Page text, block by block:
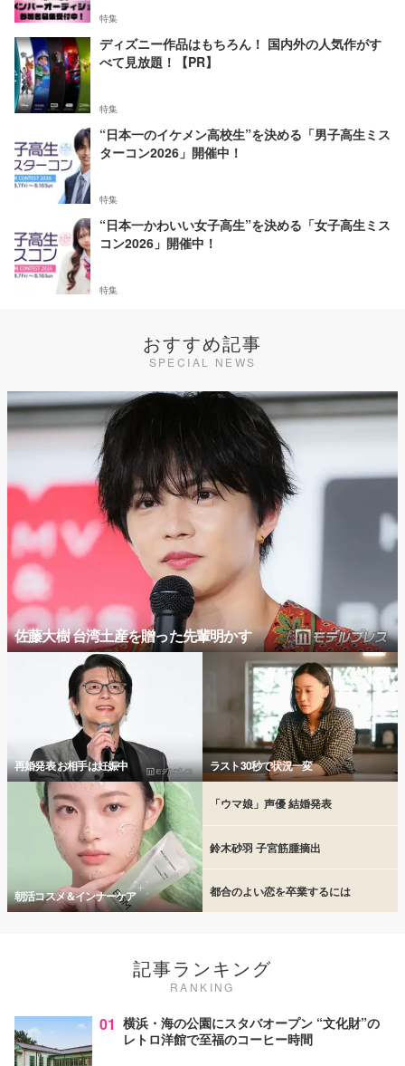
特集
ディズニー作品はもちろん！ 国内外の人気作がす
べて見放題！【PR】
特集
“日本一のイケメン高校生”を決める「男子高生ミス
ターコン2026」開催中！
特集
“日本一かわいい女子高生”を決める「女子高生ミス
コン2026」開催中！
特集
おすすめ記事
SPECIAL NEWS
佐藤大樹 台湾土産を贈った先輩明かす
再婚発表 お相手は妊娠中 ラスト30秒で状況一変
朝活コスメ＆インナーケア
「ウマ娘」声優 結婚発表
鈴木砂羽 子宮筋腫摘出
都合のよい恋を卒業するには
記事ランキング
RANKING
01 横浜・海の公園にスタバオープン “文化財”の
レトロ洋館で至福のコーヒー時間